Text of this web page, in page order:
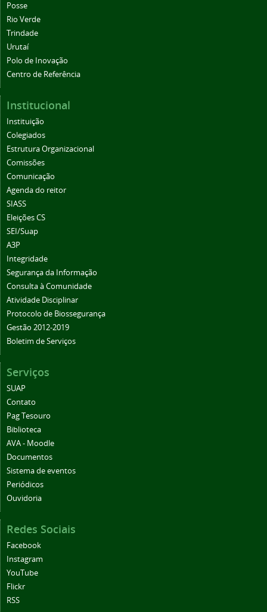
Posse
Rio Verde
Trindade
Urutaí
Polo de Inovação
Centro de Referência
Institucional
Instituição
Colegiados
Estrutura Organizacional
Comissões
Comunicação
Agenda do reitor
SIASS
Eleições CS
SEI/Suap
A3P
Integridade
Segurança da Informação
Consulta à Comunidade
Atividade Disciplinar
Protocolo de Biossegurança
Gestão 2012-2019
Boletim de Serviços
Serviços
SUAP
Contato
Pag Tesouro
Biblioteca
AVA - Moodle
Documentos
Sistema de eventos
Periódicos
Ouvidoria
Redes Sociais
Facebook
Instagram
YouTube
Flickr
RSS